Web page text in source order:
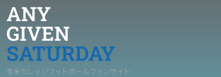
ANY
GIVEN
SATURDAY
全米カレッジフットボールファンサイト